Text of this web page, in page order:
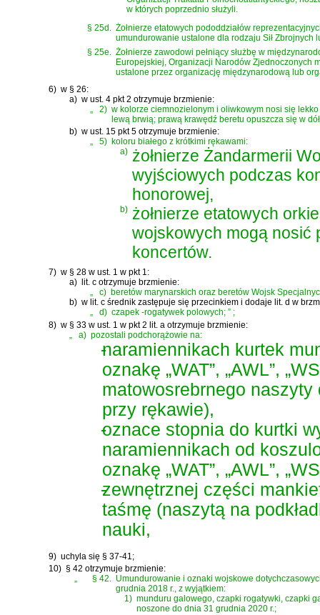
w których poprzednio służyli.
§ 25d. Żołnierze etatowych pododdziałów
umundurowanie ustalone dla rodzaju Sił Zbrojnych
§ 25e. Żołnierze zawodowi pełniący służbę w
Europejskiej, Organizacji Narodów Zjednoczonych
ustalone przez organizację międzynarodową lub
6) w § 26:
a) w ust. 4 pkt 2 otrzymuje brzmienie:
2) w kolorze ciemnozielonym i oliwkowym nosi się
lewą brwią; prawą krawędź beretu opuszcza się w
b) w ust. 15 pkt 5 otrzymuje brzmienie:
„
5) koloru białego z krótkimi rękawami:
a) żołnierze Żandarmerii
wyjściowych podczas
honorowej,
b) żołnierze etatowych
wojskowych mogą nosić
koncertów.
7) w § 28 w ust. 1 w pkt 1:
a)
lit. c otrzymuje brzmienie:
„
c) beretów marynarskich oraz beretów Wojsk
b) w lit. c średnik zastępuje się przecinkiem i dodaje lit. d w
„
d) czapek -rogatywek polowych; ” ;
8) w § 33 w ust. 1 w pkt 2 lit. a otrzymuje brzmienie:
„
a) pozostali podchorążowie na:
-
naramiennikach kurtek
oznakę „WAT”, „AWL”,
matowosrebrnego naszyty
przy rękawie),
-
oznace stopnia do kurtki
naramiennikach od
oznakę „WAT”, „AWL”,
-
zewnętrznej części
taśmę (naszytą na
nauki,
9) uchyla się § 37-41;
10) § 42 otrzymuje brzmienie:
„
§ 42. Umundurowanie i oznaki wojskowe
grudnia 2018 r., z wyjątkiem:
1) munduru galowego, czapki rogatywki, czapki
noszone do dnia 31 grudnia 2020 r.;